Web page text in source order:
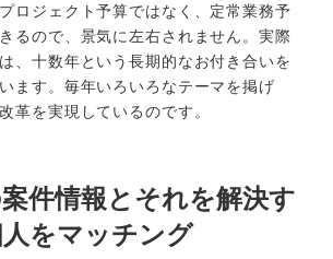
ロジェクト予算ではなく、定常業務予
るので、景気に左右されません。実際
、十数年という長期的なお付き合いを
ます。毎年いろいろなテーマを掲げ
革を実現しているのです。
件情報とそれを解決す
をマッチング